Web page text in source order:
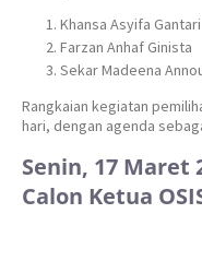
Khansa Asyifa Gantari
Farzan Anhaf Ginista
Sekar Madeena
Rangkaian kegiatan
hari, dengan agenda
Senin, 17 Maret
Calon Ketua